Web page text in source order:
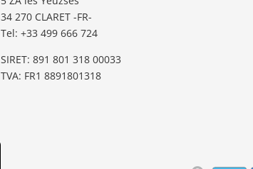
34 270 CLARET -FR-
Tel: ‭+33 499 666 724‬
SIRET: 891 801 318 00033
TVA: FR1 8891801318